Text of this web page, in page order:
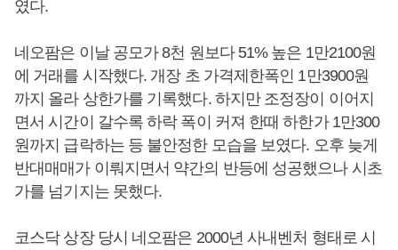
였다.
네오팜은 이날 공모가 8천 원보다 51% 높은 1만2100원
에 거래를 시작했다. 개장 초 가격제한폭인 1만3900원
까지 올라 상한가를 기록했다. 하지만 조정장이 이어지
면서 시간이 갈수록 하락 폭이 커져 한때 하한가 1만300
원까지 급락하는 등 불안정한 모습을 보였다. 오후 늦게
반대매매가 이뤄지면서 약간의 반등에 성공했으나 시초
가를 넘기지는 못했다.
코스닥 상장 당시 네오팜은 2000년 사내벤처 형태로 시